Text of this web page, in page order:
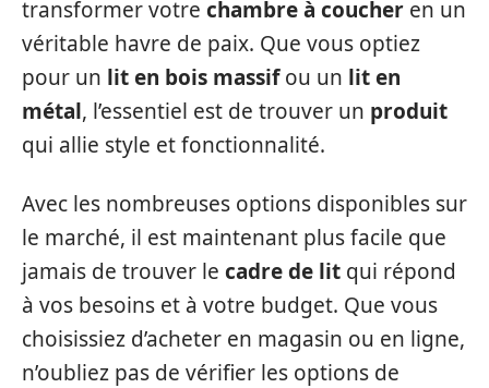
transformer votre chambre à coucher en un
véritable havre de paix. Que vous optiez
pour un lit en bois massifou un lit en
métal, l’essentiel est de trouver un produit
qui allie style et fonctionnalité.
Avec les nombreuses options disponibles sur
le marché, il est maintenant plus facile que
jamais de trouver le cadre de lit qui répond
à vos besoins et à votre budget. Que vous
choisissiez d’acheter en magasin ou en ligne,
n’oubliez pas de vérifier les options de